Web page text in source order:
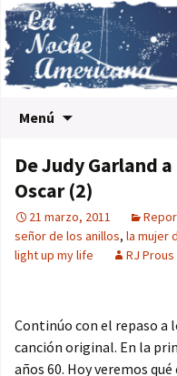
Menú
De Judy Garland
Oscar (2)
21 marzo, 2011
señor de los anillos, la mujer
light up my life
RJ Prous
Continúo con el repaso a
canción original. En la
años 60. Hoy veremos